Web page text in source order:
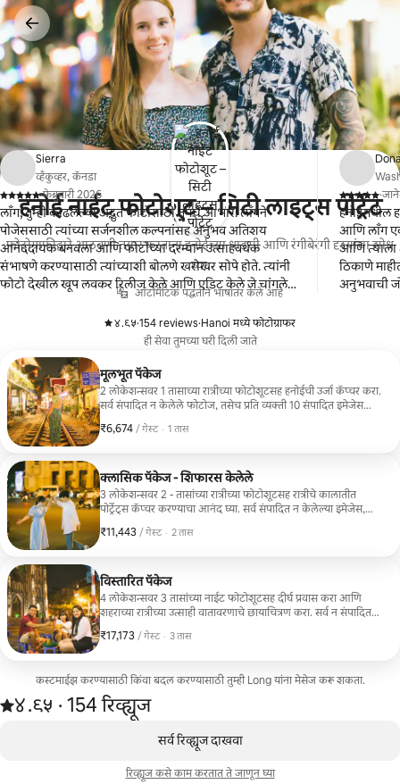
कंटेंटवर
जा
हनोई नाईट फोटोशूट – सिटी लाइट्स पोर्ट्रेट
फोटोग्राफीद्वारे आठवणी तयार करताना हनोईच्या धाडसी आणि रंगीबेरंगी दृश्यांचा शोध
घ्या.
ऑटोमॅटिक पद्धतीने भाषांतर केले आहे
४.९५
,
·154 reviews
,
·Hanoi मध्ये फोटोग्राफर
ही सेवा तुमच्या घरी दिली जाते
मूलभूत पॅकेज
2 लोकेशन्सवर 1 तासाच्या रात्रीच्या फोटोशूटसह हनोईची उर्जा कॅप्चर करा.
सर्व संपादित न केलेले फोटोज, तसेच प्रति व्यक्ती 10 संपादित इमेजेस
20% सवलत लागू होते.
₹6,674 / गेस्ट
₹6,674 प्रति गेस्ट
, · 1 तास
क्लासिक पॅकेज - शिफारस केलेले
3 लोकेशन्सवर 2 - तासांच्या रात्रीच्या फोटोशूटसह रात्रीचे कालातीत
पोर्ट्रेट्स कॅप्चर करण्याचा आनंद घ्या. सर्व संपादित न केलेल्या इमेजेस,
आठवड्यांपेक्षा आधी केलेल्या सर्व बुकिंग्जवर 20% सवलत लागू होते.
₹11,443 / गेस्ट
₹11,443 प्रति गेस्ट
, · 2 तास
विस्तारित पॅकेज
4 लोकेशन्सवर 3 तासांच्या नाईट फोटोशूटसह दीर्घ प्रवास करा आणि
शहराच्या रात्रीच्या उत्साही वातावरणाचे छायाचित्रण करा. सर्व न संपादित
मिळवा. अर्ली बर्ड सवलत 2 आठवड्यांपेक्षा आधी केलेल्या सर्व बुकिंग्जवर
₹17,173 / गेस्ट
₹17,173 प्रति गेस्ट
, · 3 तास
कस्टमाईझ करण्यासाठी किंवा बदल करण्यासाठी तुम्ही Long यांना मेसेज करू शकता.
154 रिव्ह्यूजमधून 5 पैकी ४.९५ स्टार्स रेटिंग आहे
४.९५
,
· 154 रिव्ह्यूज
Sierra
व्हँकुव्हर, कॅनडा
,
·फेब्रुवारी 2026
लाँग, तुम्ही काढलेल्या अद्भुत फोटोंसाठी तुमचे आभार! लाँगने
पोजेससाठी त्यांच्या सर्जनशील कल्पनांसह अनुभव अतिशय
आनंददायक बनवला आणि फोटोंच्या दरम्यान उत्साहवर्धक
संभाषणे करण्यासाठी त्यांच्याशी बोलणे खरोखर सोपे होते. त्यांनी
फोटो देखील खूप लवकर रिलीज केले आणि एडिट केले जे चांगले
,
·
हनोईमधील
आणि लाँग
आणि त्याला
ठिकाणे
अनुभवाची
सर्व रिव्ह्यूज दाखवा
रिव्ह्यूज कसे काम करतात ते जाणून घ्या